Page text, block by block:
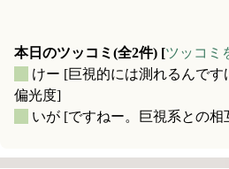
本日のツッコミ(全2件) [ツッコミ
けー [巨視的には測れるんで
偏光度]
いが [ですねー。巨視系との